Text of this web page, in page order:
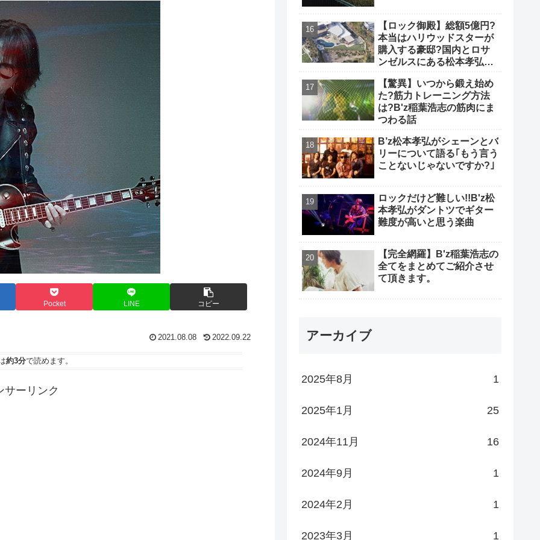
Pocket LINE コピー
2021.08.08 2022.09.22
約3分で読めます。
サーリンク
【ロック御殿】総額5億円?
本当はハリウッドスターが
購入する豪邸?国内とロサ
ンゼルスにある松本孝弘の
【驚異】いつから鍛え始め
た?筋力トレーニング方法
は?B'z稲葉浩志の筋肉にま
つわる話
B’z松本孝弘がシェーンとバ
リーについて語る｢もう言う
ことないじゃないですか?｣
ロックだけど難しい!!B'z松
本孝弘がダントツでギター
難度が高いと思う楽曲
【完全網羅】B'z稲葉浩志の
全てをまとめてご紹介させ
て頂きます。
アーカイブ
2025年8月 1
2025年1月 25
2024年11月 16
2024年9月 1
2024年2月 1
2023年3月 1